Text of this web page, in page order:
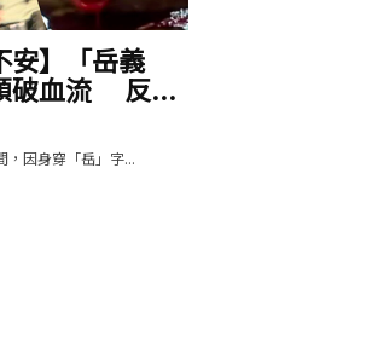
安】「岳義
破血流 反...
，因身穿「岳」字...